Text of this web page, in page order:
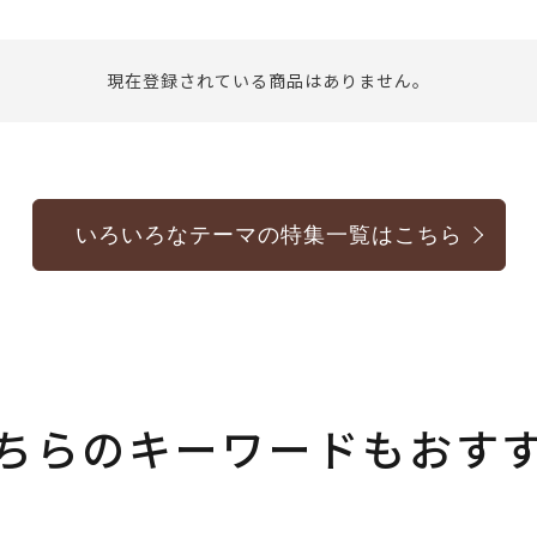
現在登録されている商品はありません。
いろいろなテーマの特集一覧はこちら
らのキーワードもおす